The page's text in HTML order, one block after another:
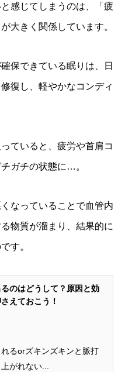
感じてしまうのは、「疲
大きく関係しています。
保できている眠りは、日
復し、軽やかなコンディ
ていると、疲労や首肩コ
ガチの状態に…。
なっていることで血管内
物質が溜まり、結果的に
す。
のはどうして？原因と効
えておこう！
るorズキンズキンと脈打
がれない...